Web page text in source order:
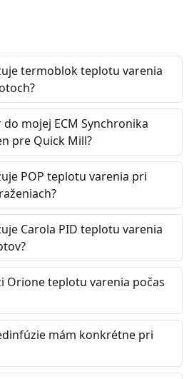
termoblok teplotu varenia
mojej ECM Synchronika
pre Quick Mill?
POP teplotu varenia pri
Carola PID teplotu varenia
Orione teplotu varenia počas
mám konkrétne pri